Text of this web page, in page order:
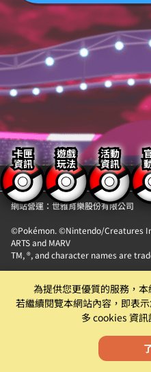
卡匣
資訊
遊戲
玩法
活動
資訊
【隱私權政策】 【聯絡我們】
網站營運：世雅育樂股份有限公司
©Pokémon. ©Nintendo/Creatures
ARTS and MARV
TM, ®, and character names are
自動販賣機』卡片商品販售服務之自
遊戲僅為附屬功能。原廠及代理商均
下架等機具營運相關行為。
為提供您更優質的服務，
若繼續閱覽本網站內容，即表
多 cookies 資